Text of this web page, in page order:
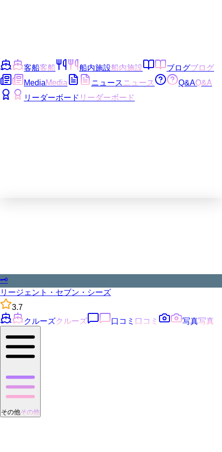
客船客船 船内施設船内施設 ブログブログ
MediaMedia ニュース ニュース Q&AQ&A
リーダーボード リーダーボード
🗝️
リージェント・セブン・シーズ
3.7
クルーズクルーズ 口コミ 口コミ 写真写真
その他その他